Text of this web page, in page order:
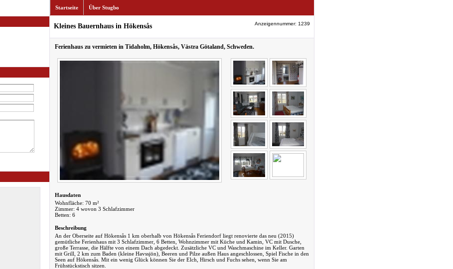
Startseite Über Stugbo
Kleines Bauernhaus in Hökensås Anzeigennummer: 1239
Ferienhaus zu vermieten in Tidaholm, Hökensås, Västra Götaland, Schweden.
Hausdaten
Wohnfläche: 70 m²
Zimmer: 4 wovon 3 Schlafzimmer
Betten: 6
Beschreibung
An der Oberseite auf Hökensås 1 km oberhalb von Hökensås Feriendorf liegt renovierte das neu (2015)
gemütliche Ferienhaus mit 3 Schlafzimmer, 6 Betten, Wohnzimmer mit Küche und Kamin, VC mit Dusche,
große Terrasse, die Hälfte von einem Dach abgedeckt. Zusätzliche VC und Waschmaschine im Keller. Garten
mit Grill, 2 km zum Baden (kleine Havssjön), Beeren und Pilze außen Haus angeschlossen, Spiel Fische in den
Seen auf Hökensås. Mit ein wenig Glück können Sie der Elch, Hirsch und Fuchs sehen, wenn Sie am
Frühstückstisch sitzen.